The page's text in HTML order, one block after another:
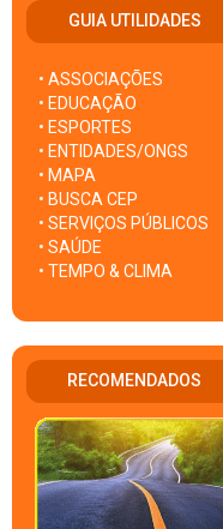
GUIA UTILIDADES
• ASSOCIAÇÕES
• EDUCAÇÃO
• ESPORTES
• ENTIDADES/ONGS
• MAPA
• BUSCA CEP
• SERVIÇOS PÚBLICOS
• SAÚDE
• TEMPO & CLIMA
RECOMENDADOS